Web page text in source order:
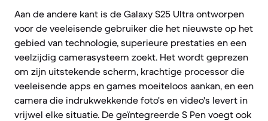
Aan de andere kant is de Galaxy S25 Ultra ontworpen
voor de veeleisende gebruiker die het nieuwste op het
gebied van technologie, superieure prestaties en een
veelzijdig camerasysteem zoekt. Het wordt geprezen
om zijn uitstekende scherm, krachtige processor die
veeleisende apps en games moeiteloos aankan, en een
camera die indrukwekkende foto's en video's levert in
vrijwel elke situatie. De geïntegreerde S Pen voegt ook